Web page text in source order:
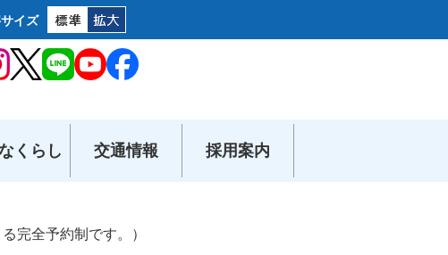
イズ
くらし 交通情報 採用案内
完全予約制です。）